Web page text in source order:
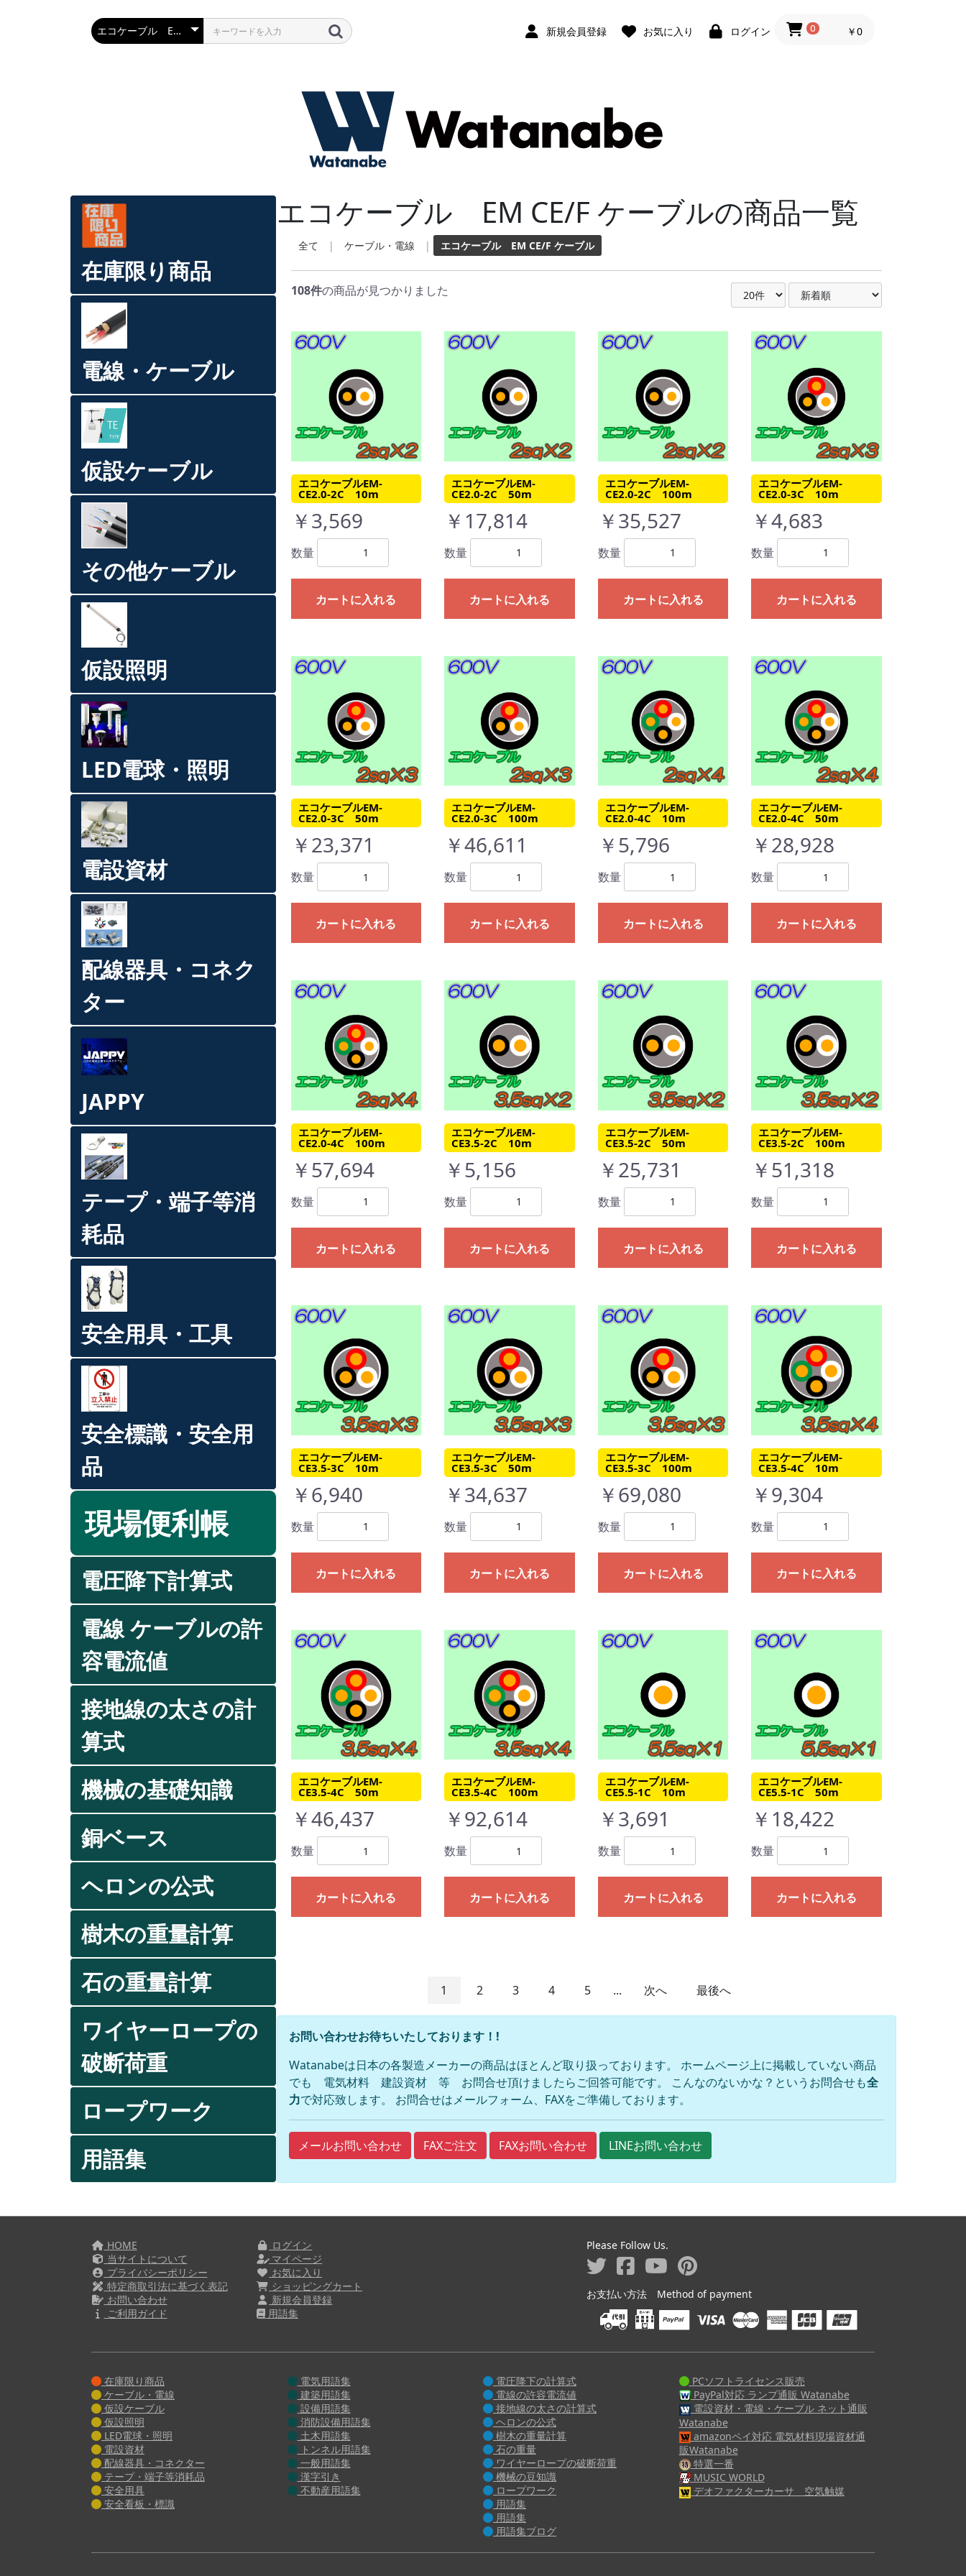
新規会員登録 お気に入り ログイン 0 ￥0
在庫限り商品
電線・ケーブル
仮設ケーブル
その他ケーブル
仮設照明
LED電球・照明
電設資材
配線器具・コネク
ター
JAPPY
テープ・端子等消
耗品
安全用具・工具
安全標識・安全用
品
現場便利帳
電圧降下計算式
電線 ケーブルの許
容電流値
接地線の太さの計
算式
機械の基礎知識
銅ベース
ヘロンの公式
樹木の重量計算
石の重量計算
ワイヤーロープの
破断荷重
ロープワーク
用語集
エコケーブル EM CE/F ケーブルの商品一覧
全て | ケーブル・電線 | エコケーブル EM CE/F ケーブル
108件の商品が見つかりました
エコケーブルEM-
CE2.0-2C 10m
￥3,569
数量
カートに入れる
エコケーブルEM-
CE2.0-2C 50m
￥17,814
数量
カートに入れる
エコケーブルEM-
CE2.0-2C 100m
￥35,527
数量
カートに入れる
エコケーブルEM-
CE2.0-3C 10m
￥4,683
数量
カートに入れる
エコケーブルEM-
CE2.0-3C 50m
￥23,371
数量
カートに入れる
エコケーブルEM-
CE2.0-3C 100m
￥46,611
数量
カートに入れる
エコケーブルEM-
CE2.0-4C 10m
￥5,796
数量
カートに入れる
エコケーブルEM-
CE2.0-4C 50m
￥28,928
数量
カートに入れる
エコケーブルEM-
CE2.0-4C 100m
￥57,694
数量
カートに入れる
エコケーブルEM-
CE3.5-2C 10m
￥5,156
数量
カートに入れる
エコケーブルEM-
CE3.5-2C 50m
￥25,731
数量
カートに入れる
エコケーブルEM-
CE3.5-2C 100m
￥51,318
数量
カートに入れる
エコケーブルEM-
CE3.5-3C 10m
￥6,940
数量
カートに入れる
エコケーブルEM-
CE3.5-3C 50m
￥34,637
数量
カートに入れる
エコケーブルEM-
CE3.5-3C 100m
￥69,080
数量
カートに入れる
エコケーブルEM-
CE3.5-4C 10m
￥9,304
数量
カートに入れる
エコケーブルEM-
CE3.5-4C 50m
￥46,437
数量
カートに入れる
エコケーブルEM-
CE3.5-4C 100m
￥92,614
数量
カートに入れる
エコケーブルEM-
CE5.5-1C 10m
￥3,691
数量
カートに入れる
エコケーブルEM-
CE5.5-1C 50m
￥18,422
数量
カートに入れる
1 2 3 4 5 ... 次へ 最後へ
お問い合わせお待ちいたしております！!
Watanabeは日本の各製造メーカーの商品はほとんど取り扱っております。 ホームページ上に掲載していない商品
でも 電気材料 建設資材 等 お問合せ頂けましたらご回答可能です。 こんなのないかな？というお問合せも全
力で対応致します。 お問合せはメールフォーム、FAXをご準備しております。
メールお問い合わせ FAXご注文 FAXお問い合わせ LINEお問い合わせ
HOME
当サイトについて
プライバシーポリシー
特定商取引法に基づく表記
お問い合わせ
ご利用ガイド
ログイン
マイページ
お気に入り
ショッピングカート
新規会員登録
用語集
Please Follow Us.
お支払い方法 Method of payment
在庫限り商品
ケーブル・電線
仮設ケーブル
仮設照明
LED電球・照明
電設資材
配線器具・コネクター
テープ・端子等消耗品
安全用具
安全看板・標識
電気用語集
建築用語集
設備用語集
消防設備用語集
土木用語集
トンネル用語集
一般用語集
漢字引き
不動産用語集
電圧降下の計算式
電線の許容電流値
接地線の太さの計算式
ヘロンの公式
樹木の重量計算
石の重量
ワイヤーロープの破断荷重
機械の豆知識
ロープワーク
用語集
用語集
用語集ブログ
PCソフトライセンス販売
PayPal対応 ランプ通販 Watanabe
電設資材・電線・ケーブル ネット通販
Watanabe
amazonペイ対応 電気材料現場資材通
販Watanabe
特選一番
MUSIC WORLD
デオファクターカーサ 空気触媒